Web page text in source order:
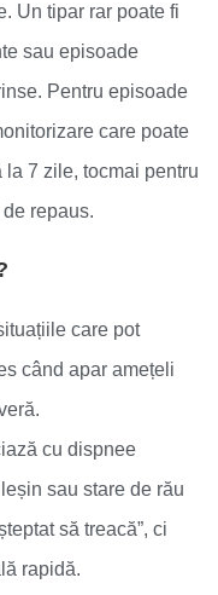
Un tipar rar poate fi
sau episoade
Pentru episoade
care poate
7 zile, tocmai pentru
repaus.
care pot
când apar amețeli
cu dispnee
sau stare de rău
să treacă”, ci
rapidă.